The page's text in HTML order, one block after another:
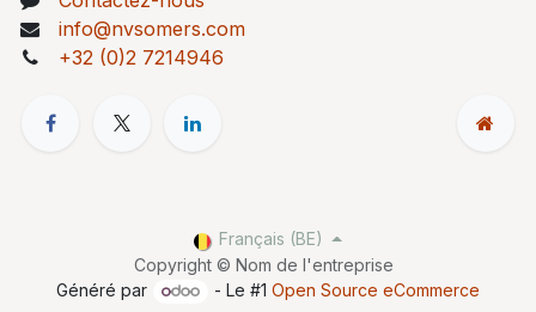
info@nvsomers.com
+32 (0)2 7214946
Copyright © Nom de l'entreprise
Français (BE)
Généré par - Le #1Open Source eCommerce